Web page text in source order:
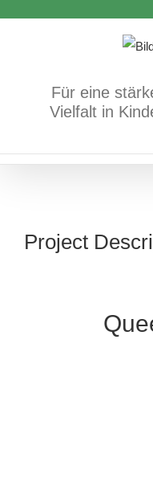
Für eine
Vielfalt in
Project